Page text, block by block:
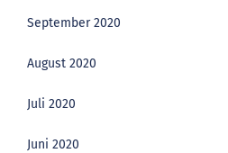
September 2020
August 2020
Juli 2020
Juni 2020